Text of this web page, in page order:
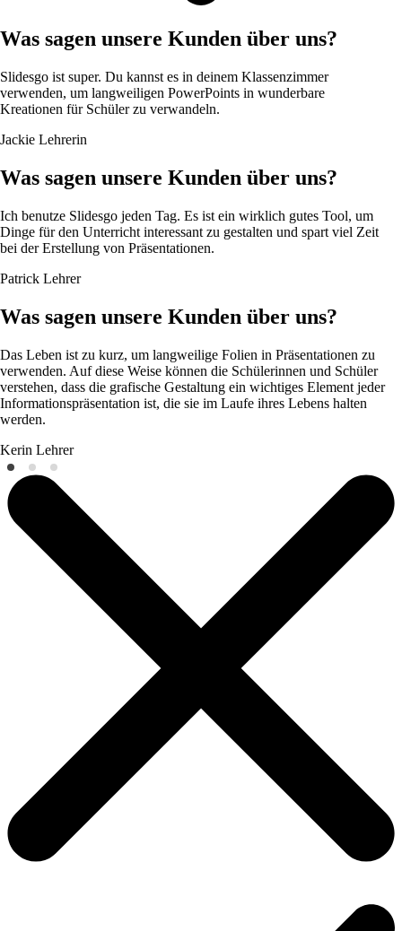
Was sagen unsere Kunden über uns?
Slidesgo ist super. Du kannst es in deinem Klassenzimmer
verwenden, um langweiligen PowerPoints in wunderbare
Kreationen für Schüler zu verwandeln.
Jackie Lehrerin
Was sagen unsere Kunden über uns?
Ich benutze Slidesgo jeden Tag. Es ist ein wirklich gutes Tool, um
Dinge für den Unterricht interessant zu gestalten und spart viel Zeit
bei der Erstellung von Präsentationen.
Patrick Lehrer
Was sagen unsere Kunden über uns?
Das Leben ist zu kurz, um langweilige Folien in Präsentationen zu
verwenden. Auf diese Weise können die Schülerinnen und Schüler
verstehen, dass die grafische Gestaltung ein wichtiges Element jeder
Informationspräsentation ist, die sie im Laufe ihres Lebens halten
werden.
Kerin Lehrer